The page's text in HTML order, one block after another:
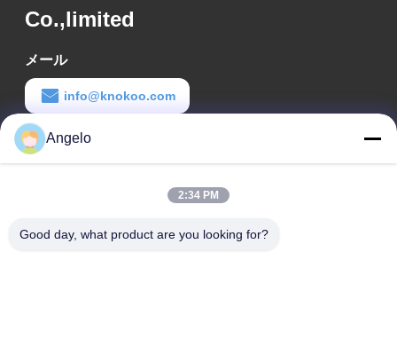
Co.,limited
メール
info@knokoo.com
労働時間
08:00-18:00
会社所在地
Angelo
2:34 PM
Good day, what product are you looking for?